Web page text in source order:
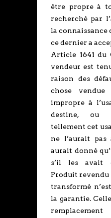
être propre à
recherché par
la connaissance
ce dernier a
Article 1641
vendeur est
raison des
chose
impropre à
destine, ou
tellement cet
ne l’aurait pas
aurait donné
s’il les avait
Produit revendu
transformé
la garantie.